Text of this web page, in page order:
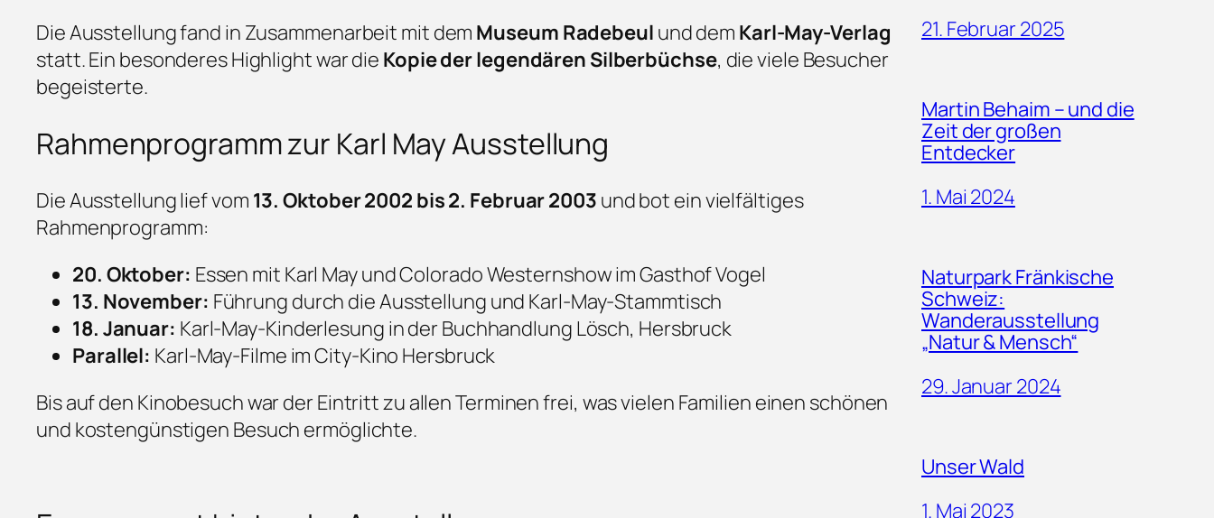
Die Ausstellung fand in Zusammenarbeit mit dem Museum Radebeul und dem Karl-May-Verlag
statt. Ein besonderes Highlight war die Kopie der legendären Silberbüchse, die viele Besucher
begeisterte.
Rahmenprogramm zur Karl May Ausstellung
Die Ausstellung lief vom 13. Oktober 2002 bis 2. Februar 2003 und bot ein vielfältiges
Rahmenprogramm:
20. Oktober: Essen mit Karl May und Colorado Westernshow im Gasthof Vogel
13. November: Führung durch die Ausstellung und Karl-May-Stammtisch
18. Januar: Karl-May-Kinderlesung in der Buchhandlung Lösch, Hersbruck
Parallel: Karl-May-Filme im City-Kino Hersbruck
Bis auf den Kinobesuch war der Eintritt zu allen Terminen frei, was vielen Familien einen schönen
und kostengünstigen Besuch ermöglichte.
21. Februar 2025
Martin Behaim – und die
Zeit der großen
Entdecker
1. Mai 2024
Naturpark Fränkische
Schweiz:
Wanderausstellung
„Natur & Mensch“
29. Januar 2024
Unser Wald
1. Mai 2023